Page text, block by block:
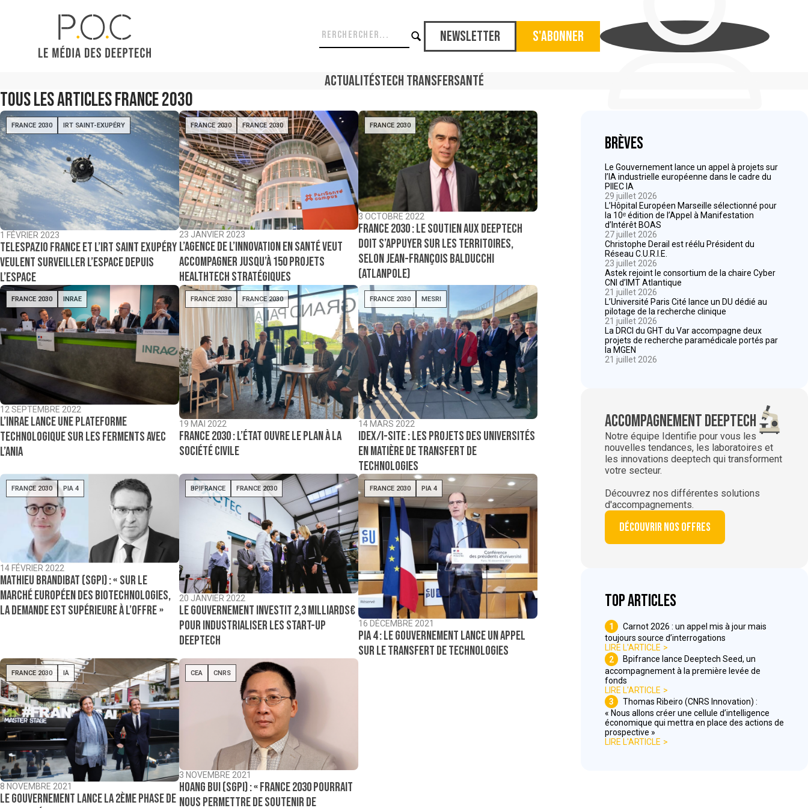
Newsletter S'abonner
ActualitésTech TransferSanté
Tous les articlesFrance 2030
FRANCE 2030 IRT SAINT-EXUPÉRY
1 FÉVRIER 2023
Telespazio France et l’IRT Saint Exupéry
veulent surveiller l’espace depuis
l’espace
FRANCE 2030 FRANCE 2030
23 JANVIER 2023
L’Agence de l’innovation en santé veut
accompagner jusqu’à 150 projets
healthtech stratégiques
FRANCE 2030
3 OCTOBRE 2022
France 2030 : le soutien aux deeptech
doit s’appuyer sur les territoires,
selon Jean-François Balducchi
(Atlanpole)
FRANCE 2030 INRAE
12 SEPTEMBRE 2022
L’INRAE lance une plateforme
technologique sur les ferments avec
l’ANIA
FRANCE 2030 FRANCE 2030
19 MAI 2022
France 2030 : l’État ouvre le plan à la
société civile
FRANCE 2030 MESRI
14 MARS 2022
IDEX/I-Site : Les projets des universités
en matière de transfert de
technologies
FRANCE 2030 PIA 4
14 FÉVRIER 2022
Mathieu Brandibat (SGPI) : « Sur le
marché européen des biotechnologies,
la demande est supérieure à l’offre »
BPIFRANCE FRANCE 2030
20 JANVIER 2022
Le gouvernement investit 2,3 milliards€
pour industrialiser les start-up
deeptech
FRANCE 2030 PIA 4
16 DÉCEMBRE 2021
PIA 4 : le gouvernement lance un appel
sur le transfert de technologies
FRANCE 2030 IA
8 NOVEMBRE 2021
Le gouvernement lance la 2ème phase de
CEA CNRS
3 NOVEMBRE 2021
Hoang Bui (SGPI) : « France 2030 pourrait
nous permettre de soutenir de
Brèves
Le Gouvernement lance un appel à projets sur
l’IA industrielle européenne dans le cadre du
PIIEC IA
29 juillet 2026
L’Hôpital Européen Marseille sélectionné pour
la 10ᵉ édition de l’Appel à Manifestation
d’Intérêt BOAS
27 juillet 2026
Christophe Derail est réélu Président du
Réseau C.U.R.I.E.
23 juillet 2026
Astek rejoint le consortium de la chaire Cyber
CNI d’IMT Atlantique
21 juillet 2026
L’Université Paris Cité lance un DU dédié au
pilotage de la recherche clinique
21 juillet 2026
La DRCI du GHT du Var accompagne deux
projets de recherche paramédicale portés par
la MGEN
21 juillet 2026
Accompagnement deeptech
Notre équipe Identifie pour vous les
nouvelles tendances, les laboratoires et
les innovations deeptech qui transforment
votre secteur.
Découvrez nos différentes solutions
d'accompagnements.
Découvrir nos offres
Top articles
1
Carnot 2026 : un appel mis à jour mais
toujours source d’interrogations
LIRE L'ARTICLE
2
Bpifrance lance Deeptech Seed, un
accompagnement à la première levée de
fonds
LIRE L'ARTICLE
3
Thomas Ribeiro (CNRS Innovation) :
« Nous allons créer une cellule d’intelligence
économique qui mettra en place des actions de
prospective »
LIRE L'ARTICLE